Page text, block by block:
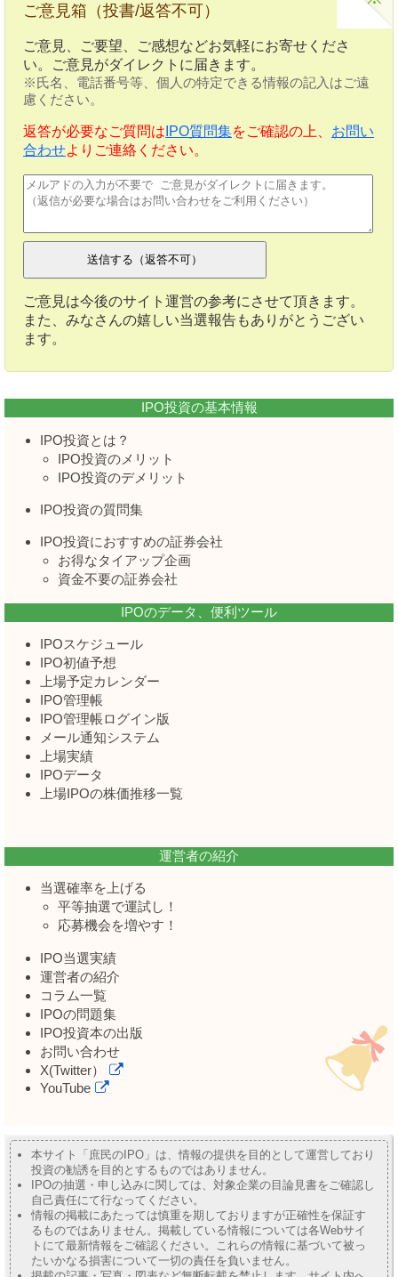
ご意見箱（投書/返答不可）
ご意見、ご要望、ご感想などお気軽にお寄せくださ
い。ご意見がダイレクトに届きます。
※氏名、電話番号等、個人の特定できる情報の記入はご遠
慮ください。
返答が必要なご質問は IPO質問集をご確認の上、 お問い
合わせよりご連絡ください。
ご意見は今後のサイト運営の参考にさせて頂きます。
また、みなさんの嬉しい当選報告もありがとうござい
ます。
IPO投資の基本情報
IPO投資とは？
IPO投資のメリット
IPO投資のデメリット
IPO投資の質問集
IPO投資におすすめの証券会社
お得なタイアップ企画
資金不要の証券会社
IPOのデータ、便利ツール
IPOスケジュール
IPO初値予想
上場予定カレンダー
IPO管理帳
IPO管理帳ログイン版
メール通知システム
上場実績
IPOデータ
上場IPOの株価推移一覧
運営者の紹介
当選確率を上げる
平等抽選で運試し！
応募機会を増やす！
IPO当選実績
運営者の紹介
コラム一覧
IPOの問題集
IPO投資本の出版
お問い合わせ
X(Twitter）
YouTube
本サイト「庶民のIPO」は、情報の提供を目的として運営しており
投資の勧誘を目的とするものではありません。
IPOの抽選・申し込みに関しては、対象企業の目論見書をご確認し
自己責任にて行なってください。
情報の掲載にあたっては慎重を期しておりますが正確性を保証す
るものではありません。掲載している情報については各Webサイ
トにて最新情報をご確認ください。これらの情報に基づいて被っ
たいかなる損害について一切の責任を負いません。